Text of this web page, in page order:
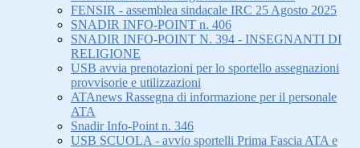
FENSIR - assemblea sindacale IRC 25 Agosto 2025
SNADIR INFO-POINT n. 406
SNADIR INFO-POINT N. 394 - INSEGNANTI DI
RELIGIONE
USB avvia prenotazioni per lo sportello assegnazioni
provvisorie e utilizzazioni
ATAnews Rassegna di informazione per il personale
ATA
Snadir Info-Point n. 346
USB SCUOLA - avvio sportelli Prima Fascia ATA e